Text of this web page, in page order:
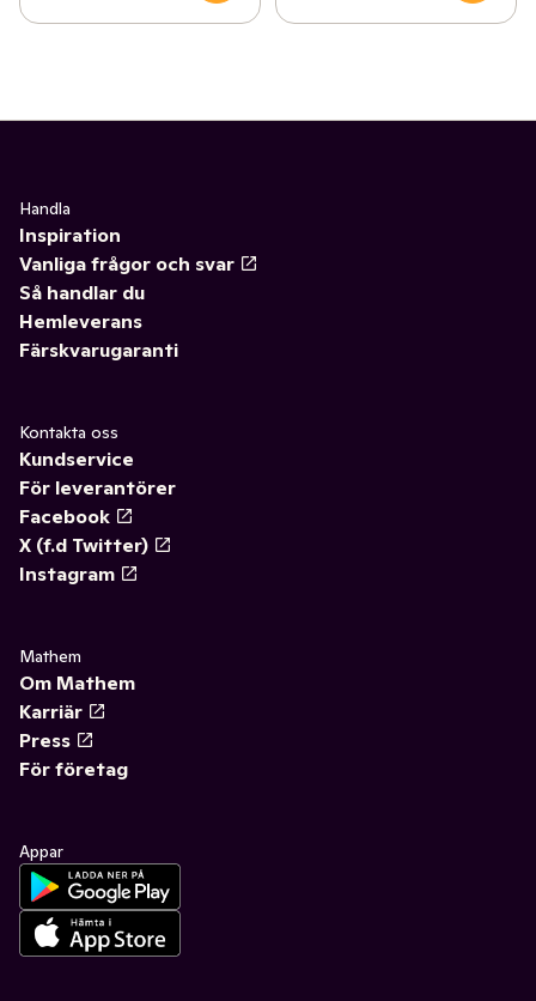
Handla
Inspiration
Vanliga frågor och svar
Så handlar du
Hemleverans
Färskvarugaranti
Kontakta oss
Kundservice
För leverantörer
Facebook
X (f.d Twitter)
Instagram
Mathem
Om Mathem
Karriär
Press
För företag
Appar